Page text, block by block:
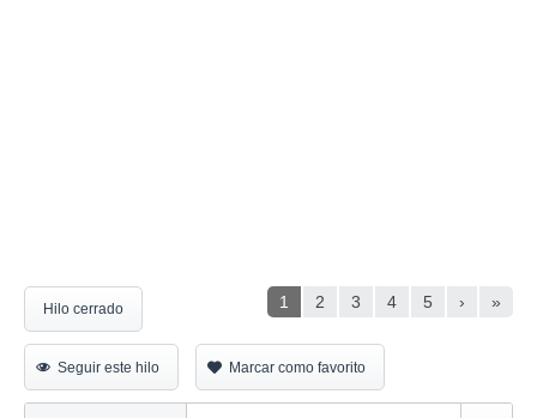
1 2 3 4 5 › »
Hilo cerrado
Seguir este hilo Marcar como favorito